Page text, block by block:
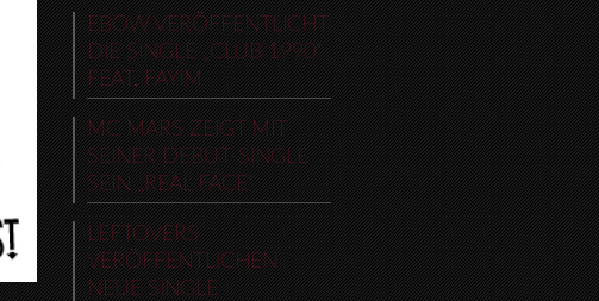
EBOW VERÖFFENTLICHT
DIE SINGLE „CLUB 1990“
FEAT. FAYIM
MC MARS ZEIGT MIT
SEINER DEBUT-SINGLE
SEIN „REAL FACE“
LEFTOVERS
VERÖFFENTLICHEN
NEUE SINGLE